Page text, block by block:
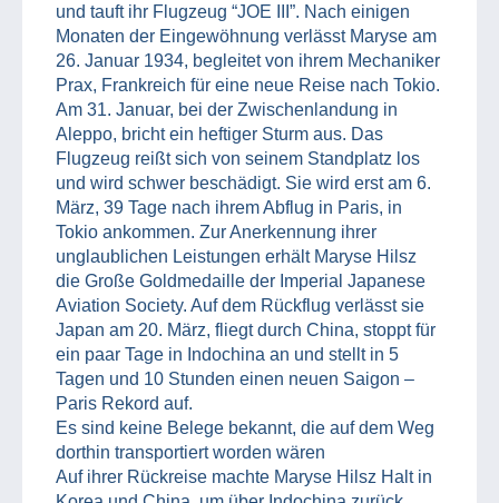
und tauft ihr Flugzeug “JOE III”. Nach einigen
Monaten der Eingewöhnung verlässt Maryse am
26. Januar 1934, begleitet von ihrem Mechaniker
Prax, Frankreich für eine neue Reise nach Tokio.
Am 31. Januar, bei der Zwischenlandung in
Aleppo, bricht ein heftiger Sturm aus. Das
Flugzeug reißt sich von seinem Standplatz los
und wird schwer beschädigt. Sie wird erst am 6.
März, 39 Tage nach ihrem Abflug in Paris, in
Tokio ankommen. Zur Anerkennung ihrer
unglaublichen Leistungen erhält Maryse Hilsz
die Große Goldmedaille der Imperial Japanese
Aviation Society. Auf dem Rückflug verlässt sie
Japan am 20. März, fliegt durch China, stoppt für
ein paar Tage in Indochina an und stellt in 5
Tagen und 10 Stunden einen neuen Saigon –
Paris Rekord auf.
Es sind keine Belege bekannt, die auf dem Weg
dorthin transportiert worden wären
Auf ihrer Rückreise machte Maryse Hilsz Halt in